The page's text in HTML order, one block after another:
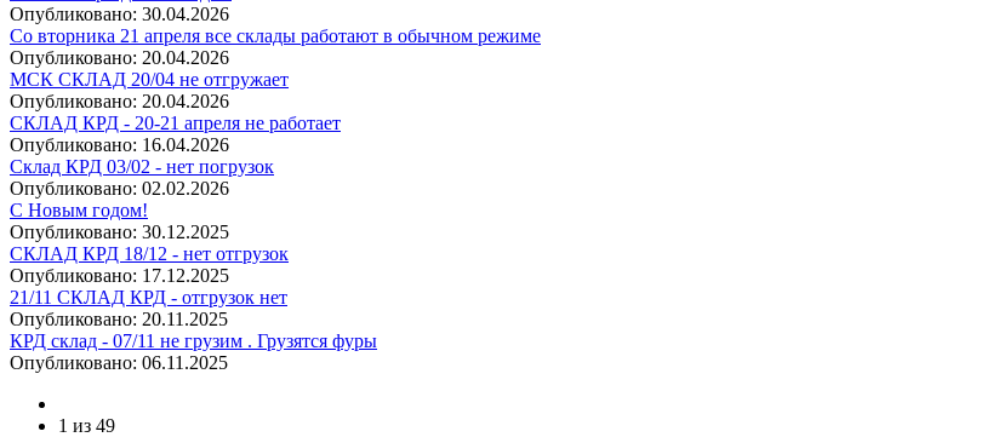
Опубликовано: 30.04.2026
Со вторника 21 апреля все склады работают в обычном режиме
Опубликовано: 20.04.2026
МСК СКЛАД 20/04 не отгружает
Опубликовано: 20.04.2026
СКЛАД КРД - 20-21 апреля не работает
Опубликовано: 16.04.2026
Склад КРД 03/02 - нет погрузок
Опубликовано: 02.02.2026
С Новым годом!
Опубликовано: 30.12.2025
СКЛАД КРД 18/12 - нет отгрузок
Опубликовано: 17.12.2025
21/11 СКЛАД КРД - отгрузок нет
Опубликовано: 20.11.2025
КРД склад - 07/11 не грузим . Грузятся фуры
Опубликовано: 06.11.2025
1 из 49